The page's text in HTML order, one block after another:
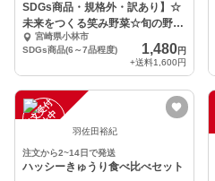
SDGs商品・規格外・訳あり】☆
未来をつくる笑み野菜☆旬の野菜
セットS
宮崎県小林市
SDGs商品(6～7品程度)
1,480円
+送料1,600円
注
文
受
付
停
止
中 羽佐田裕紀
注文から2~14日で発送
ハッシーきゅうり食べ比べセット